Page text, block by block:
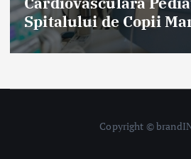
frumuseții
Copyright ©